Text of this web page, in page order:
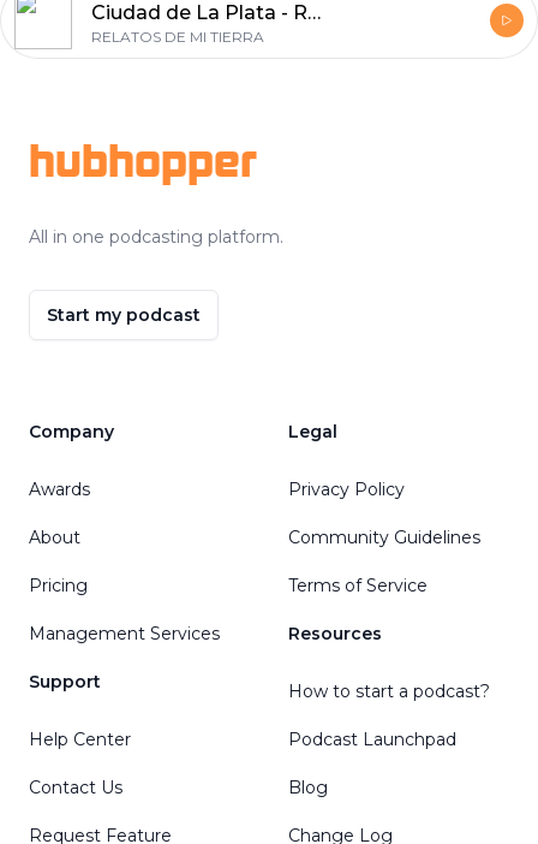
Ciudad de La Plata - Relatos de Mi Tierra 46
RELATOS DE MI TIERRA
hubhopper
All in one podcasting platform.
Start my podcast
Company
Awards
About
Pricing
Management Services
Support
Help Center
Contact Us
Request Feature
Legal
Privacy Policy
Community Guidelines
Terms of Service
Resources
How to start a podcast?
Podcast Launchpad
Blog
Change Log